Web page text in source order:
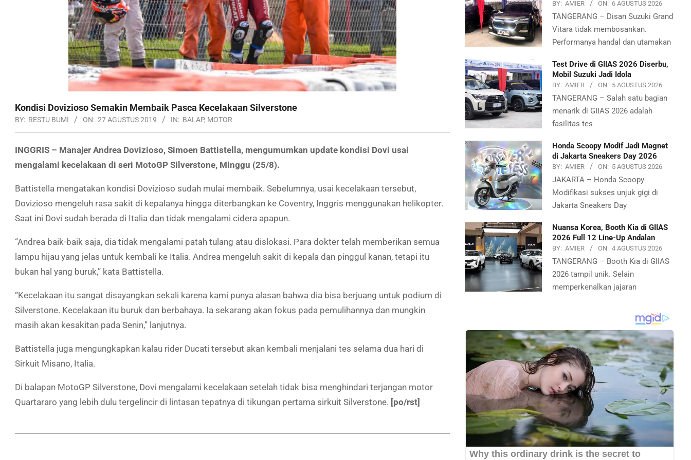
Kondisi Dovizioso Semakin Membaik Pasca Kecelakaan Silverstone
BY: RESTU BUMI ON: 27 AGUSTUS 2019 IN: BALAP, MOTOR
INGGRIS – Manajer Andrea Dovizioso, Simoen Battistella, mengumumkan update kondisi Dovi usai
mengalami kecelakaan di seri MotoGP Silverstone, Minggu (25/8).
Battistella mengatakan kondisi Dovizioso sudah mulai membaik. Sebelumnya, usai kecelakaan tersebut,
Dovizioso mengeluh rasa sakit di kepalanya hingga diterbangkan ke Coventry, Inggris menggunakan helikopter.
Saat ini Dovi sudah berada di Italia dan tidak mengalami cidera apapun.
“Andrea baik-baik saja, dia tidak mengalami patah tulang atau dislokasi. Para dokter telah memberikan semua
lampu hijau yang jelas untuk kembali ke Italia. Andrea mengeluh sakit di kepala dan pinggul kanan, tetapi itu
bukan hal yang buruk,” kata Battistella.
“Kecelakaan itu sangat disayangkan sekali karena kami punya alasan bahwa dia bisa berjuang untuk podium di
Silverstone. Kecelakaan itu buruk dan berbahaya. Ia sekarang akan fokus pada pemulihannya dan mungkin
masih akan kesakitan pada Senin,” lanjutnya.
Battistella juga mengungkapkan kalau rider Ducati tersebut akan kembali menjalani tes selama dua hari di
Sirkuit Misano, Italia.
Di balapan MotoGP Silverstone, Dovi mengalami kecelakaan setelah tidak bisa menghindari terjangan motor
Quartararo yang lebih dulu tergelincir di lintasan tepatnya di tikungan pertama sirkuit Silverstone. [po/rst]
BY: AMIER ON: 6 AGUSTUS 2026
TANGERANG – Disan Suzuki Grand
Vitara tidak membosankan.
Performanya handal dan utamakan
Test Drive di GIIAS 2026 Diserbu,
Mobil Suzuki Jadi Idola
BY: AMIER ON: 5 AGUSTUS 2026
TANGERANG – Salah satu bagian
menarik di GIIAS 2026 adalah
fasilitas tes
Honda Scoopy Modif Jadi Magnet
di Jakarta Sneakers Day 2026
BY: AMIER ON: 5 AGUSTUS 2026
JAKARTA – Honda Scoopy
Modifikasi sukses unjuk gigi di
Jakarta Sneakers Day
Nuansa Korea, Booth Kia di GIIAS
2026 Full 12 Line-Up Andalan
BY: AMIER ON: 4 AGUSTUS 2026
TANGERANG – Booth Kia di GIIAS
2026 tampil unik. Selain
memperkenalkan jajaran